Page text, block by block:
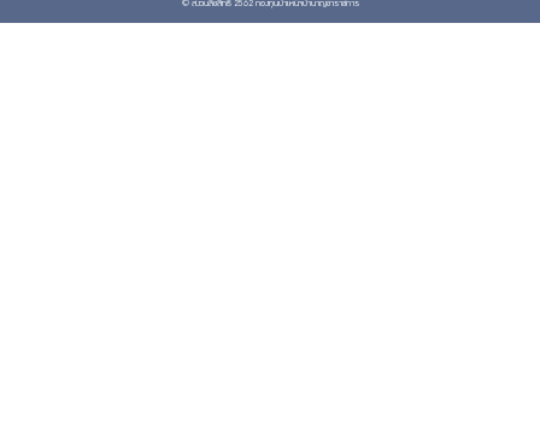
© สงวนลิขสิทธิ์ 2562 กองทุนบำเหน็จบำนาญข้าราชการ